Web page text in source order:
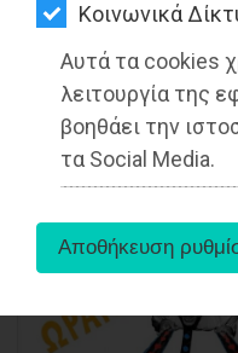
Kοινωνικά
Αυτά τα cookies
λειτουργία της
βοηθάει την
τα Social Media.
ΨΙΘΥΡΟΙ
ΑΠΟΣΤΟΛΗ
ΑΡΘΡΩΝ
16-